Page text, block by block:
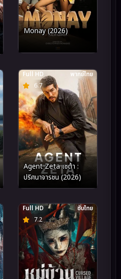
Monay (2026)
6.7
Full HD พากย์ไทย
Agent Zeta เซต้า :
ปริศนาจารชน (2026)
7.2
Full HD ซับไทย